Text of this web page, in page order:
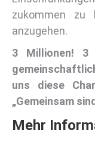
zukommen zu
anzugehen.
3 Millionen! 3
uns diese
„Gemeinsam
Mehr